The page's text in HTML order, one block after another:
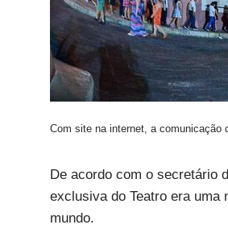
Com site na internet, a comunicação
De acordo com o secretário
exclusiva do Teatro era uma
mundo.